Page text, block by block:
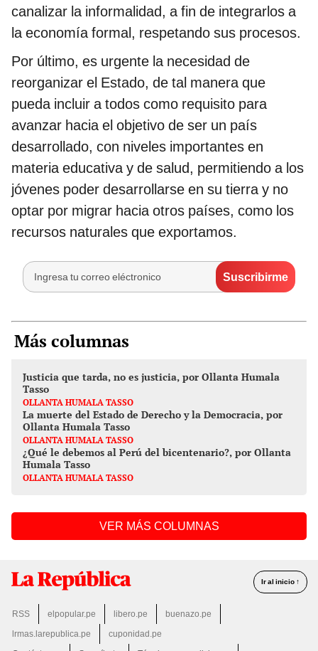
canalizar la informalidad, a fin de integrarlos a
la economía formal, respetando sus procesos.
Por último, es urgente la necesidad de
reorganizar el Estado, de tal manera que
pueda incluir a todos como requisito para
avanzar hacia el objetivo de ser un país
desarrollado, con niveles importantes en
materia educativa y de salud, permitiendo a los
jóvenes poder desarrollarse en su tierra y no
optar por migrar hacia otros países, como los
recursos naturales que exportamos.
Más columnas
Justicia que tarda, no es justicia, por Ollanta Humala
Tasso
OLLANTA HUMALA TASSO
La muerte del Estado de Derecho y la Democracia, por
Ollanta Humala Tasso
OLLANTA HUMALA TASSO
¿Qué le debemos al Perú del bicentenario?, por Ollanta
Humala Tasso
OLLANTA HUMALA TASSO
VER MÁS COLUMNAS
Ir al inicio ↑
RSS elpopular.pe libero.pe
buenazo.pe
lrmas.larepublica.pe
cuponidad.pe